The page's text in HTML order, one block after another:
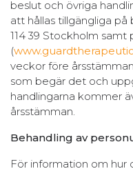
beslut och övriga
att hållas tillgängliga
114 39 Stockholm samt
(
veckor före
som begär det och
handlingarna kommer
årsstämman.
Behandling av
För information om hur